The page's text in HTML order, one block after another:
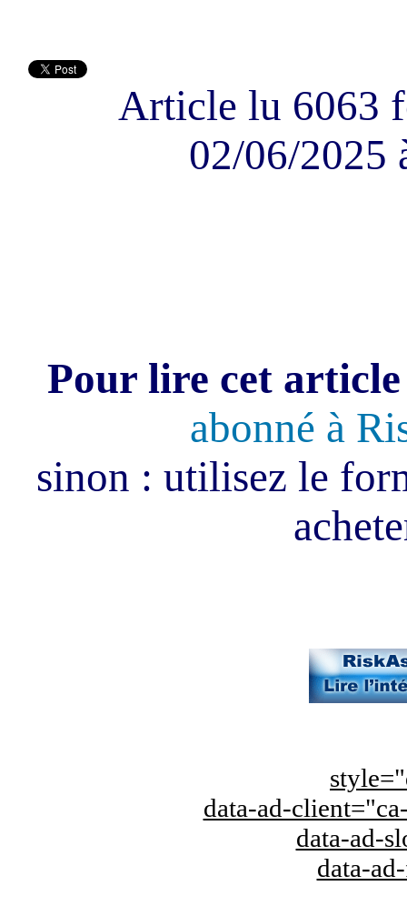
Article lu 6063
02/06/2025
Pour lire cet
abonné à
sinon : utilisez le
data-ad-
data-ad-
data-